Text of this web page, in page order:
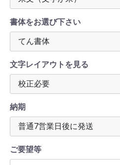
書体をお選び下さい
文字レイアウトを見る
納期
ご要望等